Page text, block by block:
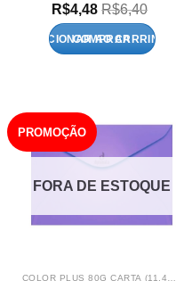
R$4,48 R$6,40
ADICIONAR AO CARRINHO
PROMOÇÃO
FORA DE ESTOQUE
COLOR PLUS 80G CARTA (11,4X16,2)